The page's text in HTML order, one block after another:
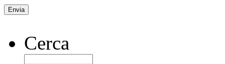
Cerca